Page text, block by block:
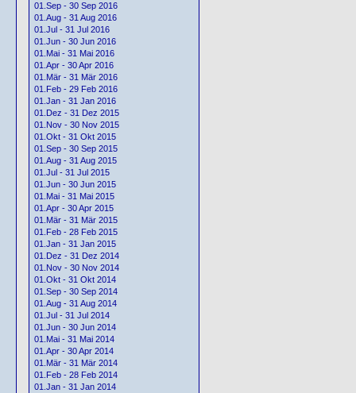
01.Sep - 30 Sep 2016
01.Aug - 31 Aug 2016
01.Jul - 31 Jul 2016
01.Jun - 30 Jun 2016
01.Mai - 31 Mai 2016
01.Apr - 30 Apr 2016
01.Mär - 31 Mär 2016
01.Feb - 29 Feb 2016
01.Jan - 31 Jan 2016
01.Dez - 31 Dez 2015
01.Nov - 30 Nov 2015
01.Okt - 31 Okt 2015
01.Sep - 30 Sep 2015
01.Aug - 31 Aug 2015
01.Jul - 31 Jul 2015
01.Jun - 30 Jun 2015
01.Mai - 31 Mai 2015
01.Apr - 30 Apr 2015
01.Mär - 31 Mär 2015
01.Feb - 28 Feb 2015
01.Jan - 31 Jan 2015
01.Dez - 31 Dez 2014
01.Nov - 30 Nov 2014
01.Okt - 31 Okt 2014
01.Sep - 30 Sep 2014
01.Aug - 31 Aug 2014
01.Jul - 31 Jul 2014
01.Jun - 30 Jun 2014
01.Mai - 31 Mai 2014
01.Apr - 30 Apr 2014
01.Mär - 31 Mär 2014
01.Feb - 28 Feb 2014
01.Jan - 31 Jan 2014